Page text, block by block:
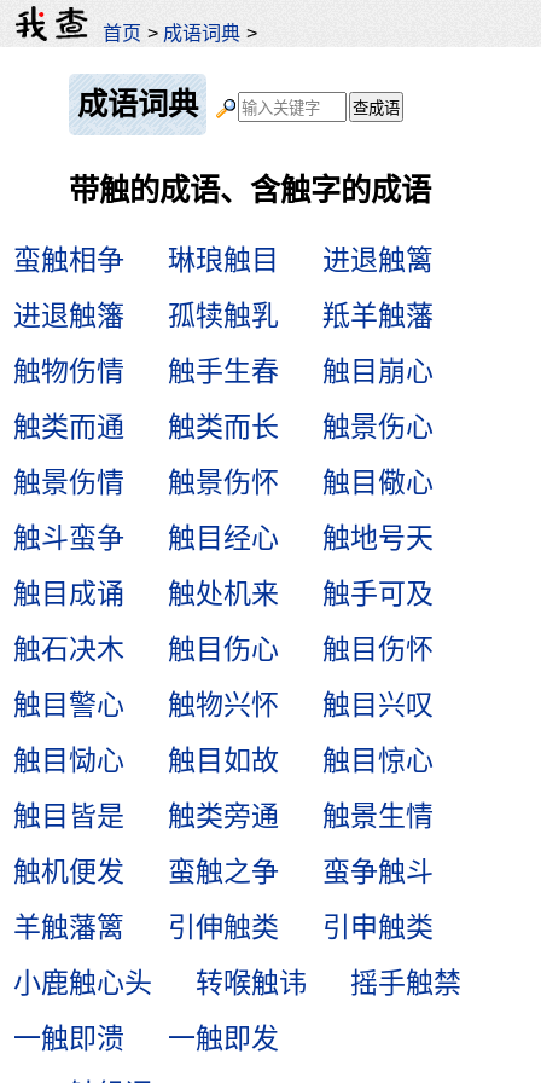
首页 > 成语词典 >
成语词典
带触的成语、含触字的成语
蛮触相争 琳琅触目
进退触篱
进退触籓
孤犊触乳
羝羊触藩
触物伤情
触手生春
触目崩心
触类而通
触类而长
触景伤心
触景伤情
触景伤怀
触目儆心
触斗蛮争
触目经心
触地号天
触目成诵
触处机来
触手可及
触石决木
触目伤心
触目伤怀
触目警心
触物兴怀
触目兴叹
触目恸心
触目如故
触目惊心
触目皆是
触类旁通
触景生情
触机便发
蛮触之争
蛮争触斗
羊触藩篱
引伸触类
引申触类
小鹿触心头
转喉触讳
摇手触禁
一触即溃
一触即发